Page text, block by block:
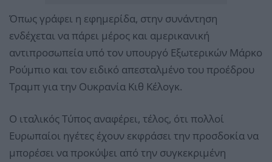
Όπως γράφει η εφημερίδα, στην συνάντηση
ενδέχεται να πάρει μέρος και αμερικανική
αντιπροσωπεία υπό τον υπουργό Εξωτερικών Μάρκο
Ρούμπιο και τον ειδικό απεσταλμένο του προέδρου
Τραμπ για την Ουκρανία Κιθ Κέλογκ.
Ο ιταλικός Τύπος αναφέρει, τέλος, ότι πολλοί
Ευρωπαίοι ηγέτες έχουν εκφράσει την προσδοκία να
μπορέσει να προκύψει από την συγκεκριμένη